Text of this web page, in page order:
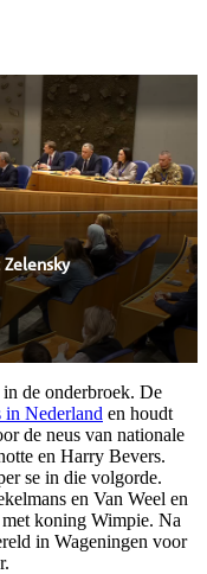
de onderbroek. De
in Nederland en houdt
de neus van nationale
en Harry Bevers.
se in die volgorde.
en Van Weel en
met koning Wimpie. Na
in Wageningen voor